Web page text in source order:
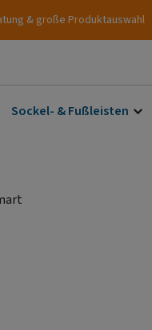
& große Produktauswahl
Sockel- & Fußleisten